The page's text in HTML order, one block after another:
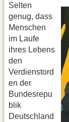
Selten
genug, dass
Menschen
im Laufe
ihres Lebens
den
Verdienstord
en der
Bundesrepu
blik
Deutschland